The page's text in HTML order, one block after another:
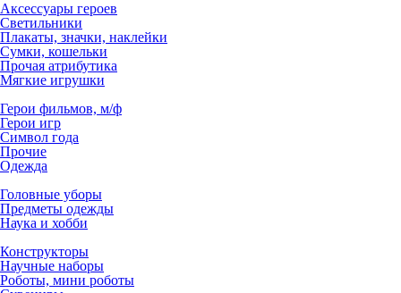
Аксессуары героев
Светильники
Плакаты, значки, наклейки
Сумки, кошельки
Прочая атрибутика
Мягкие игрушки
Герои фильмов, м/ф
Герои игр
Символ года
Прочие
Одежда
Головные уборы
Предметы одежды
Наука и хобби
Конструкторы
Научные наборы
Роботы, мини роботы